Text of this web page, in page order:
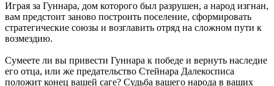
Играя за Гуннара, дом которого был разрушен, а народ изгнан,
вам предстоит заново построить поселение, сформировать
стратегические союзы и возглавить отряд на сложном пути к
возмездию.
Сумеете ли вы привести Гуннара к победе и вернуть наследие
его отца, или же предательство Стейнара Далекосписа
положит конец вашей саге? Судьба вашего народа в ваших